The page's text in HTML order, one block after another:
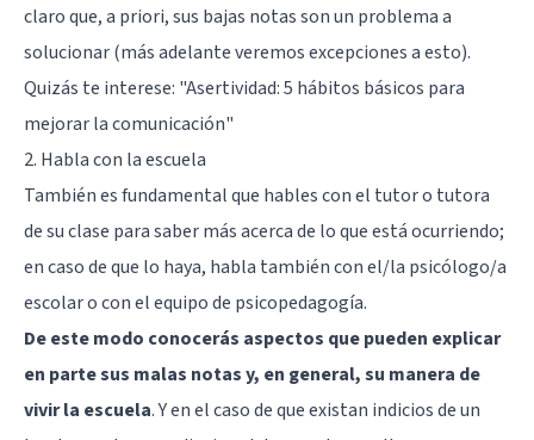
claro que, a priori, sus bajas notas son un problema a
solucionar (más adelante veremos excepciones a esto).
Quizás te interese: "Asertividad: 5 hábitos básicos para
mejorar la comunicación"
2. Habla con la escuela
También es fundamental que hables con el tutor o tutora
de su clase para saber más acerca de lo que está ocurriendo;
en caso de que lo haya, habla también con el/la psicólogo/a
escolar o con el equipo de psicopedagogía.
De este modo conocerás aspectos que pueden explicar
en parte sus malas notas y, en general, su manera de
vivir la escuela. Y en el caso de que existan indicios de un